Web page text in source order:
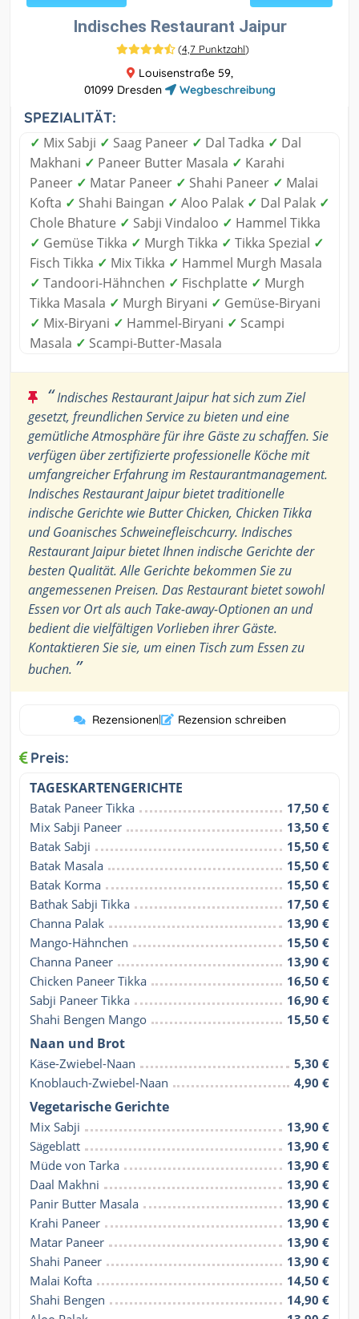
Indisches Restaurant Jaipur
(4,7 Punktzahl)
Louisenstraße 59,
01099 Dresden
Wegbeschreibung
SPEZIALITÄT:
✓ Mix Sabji ✓ Saag Paneer ✓ Dal Tadka ✓ Dal
Makhani ✓ Paneer Butter Masala ✓ Karahi
Paneer ✓ Matar Paneer ✓ Shahi Paneer ✓ Malai
Kofta ✓ Shahi Baingan ✓ Aloo Palak ✓ Dal Palak ✓
Chole Bhature ✓ Sabji Vindaloo ✓ Hammel Tikka
✓ Gemüse Tikka ✓ Murgh Tikka ✓ Tikka Spezial ✓
Fisch Tikka ✓ Mix Tikka ✓ Hammel Murgh Masala
✓ Tandoori-Hähnchen ✓ Fischplatte ✓ Murgh
Tikka Masala ✓ Murgh Biryani ✓ Gemüse-Biryani
✓ Mix-Biryani ✓ Hammel-Biryani ✓ Scampi
Masala ✓ Scampi-Butter-Masala
“Indisches Restaurant Jaipur hat sich zum Ziel
gesetzt, freundlichen Service zu bieten und eine
gemütliche Atmosphäre für ihre Gäste zu schaffen. Sie
verfügen über zertifizierte professionelle Köche mit
umfangreicher Erfahrung im Restaurantmanagement.
Indisches Restaurant Jaipur bietet traditionelle
indische Gerichte wie Butter Chicken, Chicken Tikka
und Goanisches Schweinefleischcurry. Indisches
Restaurant Jaipur bietet Ihnen indische Gerichte der
besten Qualität. Alle Gerichte bekommen Sie zu
angemessenen Preisen. Das Restaurant bietet sowohl
Essen vor Ort als auch Take-away-Optionen an und
bedient die vielfältigen Vorlieben ihrer Gäste.
Kontaktieren Sie sie, um einen Tisch zum Essen zu
buchen. ”
Rezensionen| Rezension schreiben
Preis:
TAGESKARTENGERICHTE
Batak Paneer Tikka
17,50 €
Mix Sabji Paneer
13,50 €
Batak Sabji
15,50 €
Batak Masala
15,50 €
Batak Korma
15,50 €
Bathak Sabji Tikka
17,50 €
Channa Palak
13,90 €
Mango-Hähnchen
15,50 €
Channa Paneer
13,90 €
Chicken Paneer Tikka
16,50 €
Sabji Paneer Tikka
16,90 €
Shahi Bengen Mango
15,50 €
Naan und Brot
Käse-Zwiebel-Naan
5,30 €
Knoblauch-Zwiebel-Naan
4,90 €
Vegetarische Gerichte
Mix Sabji
13,90 €
Sägeblatt
13,90 €
Müde von Tarka
13,90 €
Daal Makhni
13,90 €
Panir Butter Masala
13,90 €
Krahi Paneer
13,90 €
Matar Paneer
13,90 €
Shahi Paneer
13,90 €
Malai Kofta
14,50 €
Shahi Bengen
14,90 €